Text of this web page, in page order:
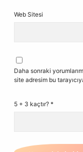
Web Sitesi
Daha sonraki
site adresim bu
5 + 3 kaçtır? *